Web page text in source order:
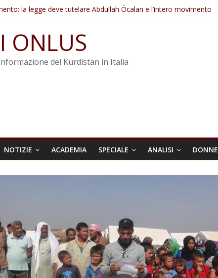
la legge deve tutelare Abdullah Öcalan e l’intero movimento
situazione di Rêber Apo ostacolerebbe l’attuazione della legge
internazionale contro i crimini di guerra dell’Iran
negativa deve essere trasformata in legge positiva
ONLUS
del Kurdistan in Italia
NOTIZIE ACADEMIA SPECIALE ANALISI DONNE